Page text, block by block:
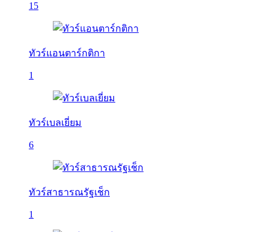
15
ทัวร์แอนตาร์กติกา
1
ทัวร์เบลเยี่ยม
6
ทัวร์สาธารณรัฐเช็ก
1